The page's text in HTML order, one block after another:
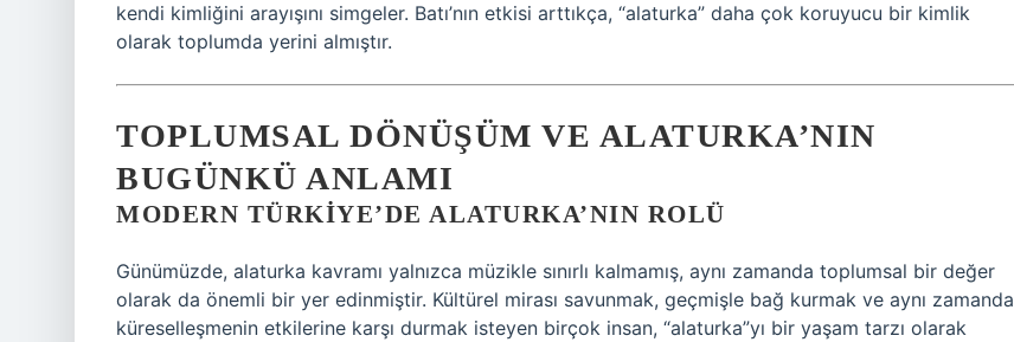
kendi kimliğini arayışını simgeler. Batı’nın etkisi arttıkça, “alaturka” daha çok koruyucu bir kimlik
olarak toplumda yerini almıştır.
TOPLUMSAL DÖNÜŞÜM VE ALATURKA’NIN
BUGÜNKÜ ANLAMI
MODERN TÜRKIYE’DE ALATURKA’NIN ROLÜ
Günümüzde, alaturka kavramı yalnızca müzikle sınırlı kalmamış, aynı zamanda toplumsal bir değer
olarak da önemli bir yer edinmiştir. Kültürel mirası savunmak, geçmişle bağ kurmak ve aynı zamanda
küreselleşmenin etkilerine karşı durmak isteyen birçok insan, “alaturka”yı bir yaşam tarzı olarak